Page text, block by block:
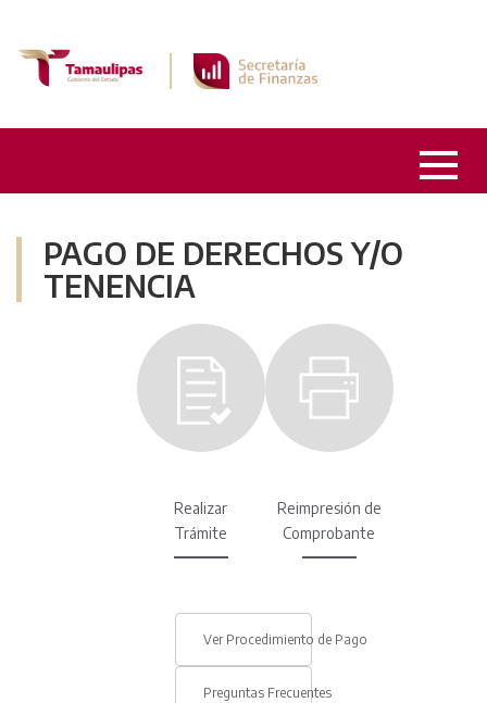
PAGO DE DERECHOS Y/O
TENENCIA
Realizar
Trámite
Reimpresión de
Comprobante
Ver Procedimiento de Pago
Preguntas Frecuentes